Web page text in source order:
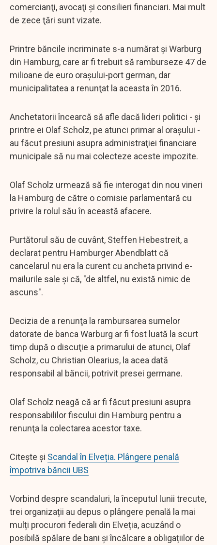
comercianţi, avocaţi şi consilieri financiari. Mai mult
de zece ţări sunt vizate.
Printre băncile incriminate s-a numărat şi Warburg
din Hamburg, care ar fi trebuit să ramburseze 47 de
milioane de euro oraşului-port german, dar
municipalitatea a renunţat la aceasta în 2016.
Anchetatorii încearcă să afle dacă lideri politici - şi
printre ei Olaf Scholz, pe atunci primar al oraşului -
au făcut presiuni asupra administraţiei financiare
municipale să nu mai colecteze aceste impozite.
Olaf Scholz urmează să fie interogat din nou vineri
la Hamburg de către o comisie parlamentară cu
privire la rolul său în această afacere.
Purtătorul său de cuvânt, Steffen Hebestreit, a
declarat pentru Hamburger Abendblatt că
cancelarul nu era la curent cu ancheta privind e-
mailurile sale şi că, "de altfel, nu există nimic de
ascuns".
Decizia de a renunţa la rambursarea sumelor
datorate de banca Warburg ar fi fost luată la scurt
timp după o discuţie a primarului de atunci, Olaf
Scholz, cu Christian Olearius, la acea dată
responsabil al băncii, potrivit presei germane.
Olaf Scholz neagă că ar fi făcut presiuni asupra
responsabililor fiscului din Hamburg pentru a
renunţa la colectarea acestor taxe.
Citește și Scandal în Elveția. Plângere penală
împotriva băncii UBS
Vorbind despre scandaluri, la începutul lunii trecute,
trei organizații au depus o plângere penală la mai
mulți procurori federali din Elveția, acuzând o
posibilă spălare de bani și încălcare a obligațiilor de